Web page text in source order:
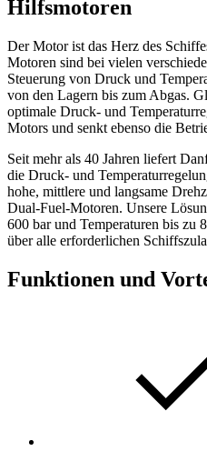
Hilfsmotoren
Der Motor ist das Herz des
Motoren sind bei vielen
Steuerung von Druck und
von den Lagern bis zum Abgas.
optimale Druck- und
Motors und senkt ebenso die
Seit mehr als 40 Jahren liefert
die Druck- und
hohe, mittlere und langsame
Dual-Fuel-Motoren. Unsere
600 bar und Temperaturen bis zu
über alle erforderlichen
Funktionen und